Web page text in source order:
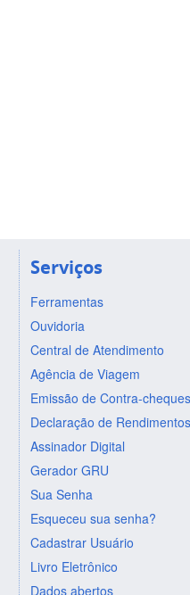
Serviços
Ferramentas
Ouvidoria
Central de Atendimento
Agência de Viagem
Emissão de Contra-cheques
Declaração de Rendimentos
Assinador Digital
Gerador GRU
Sua Senha
Esqueceu sua senha?
Cadastrar Usuário
Livro Eletrônico
Dados abertos